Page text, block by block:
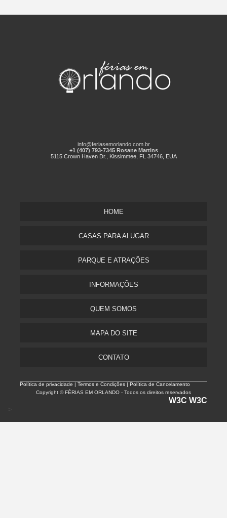
info@feriasemorlando.com.br
+1 (407) 793-7345 Rosane Martins
5115 Crown Haven Dr., Kissimmee, FL 34746, EUA
HOME
CASAS PARA ALUGAR
PARQUE E ATRAÇÕES
INFORMAÇÕES
QUEM SOMOS
MAPA DO SITE
CONTATO
Política de privacidade |Termos e Condições | Política de Cancelamento
Copyright © FÉRIAS EM ORLANDO - Todos os direitos reservados
W3C W3C